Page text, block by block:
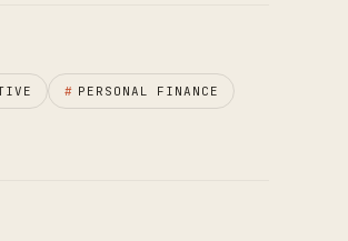
# PERSONAL FINANCE